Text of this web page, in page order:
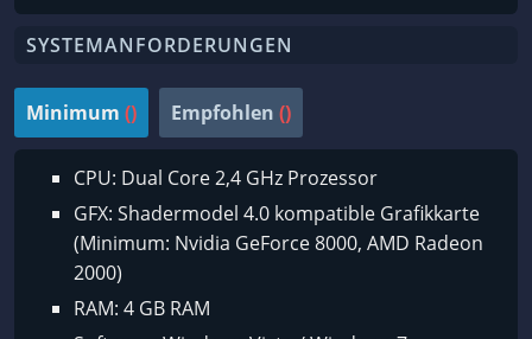
SYSTEMANFORDERUNGEN
Minimum () Empfohlen ()
CPU: Dual Core 2,4 GHz Prozessor
GFX: Shadermodel 4.0 kompatible Grafikkarte
(Minimum: Nvidia GeForce 8000, AMD Radeon
2000)
RAM: 4 GB RAM